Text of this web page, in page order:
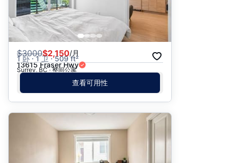
$3000$2,150/月
1 卧 · 1 卫 · 509 ft²
13615 Fraser Hwy
Surrey, BC · 整间公寓
查看可用性